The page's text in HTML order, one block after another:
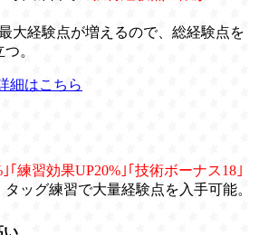
大経験点が増えるので、総経験点を
。
細はこちら
｢練習効果UP20%｣｢技術ボーナス18｣
ッグ練習で大量経験点を入手可能。
い